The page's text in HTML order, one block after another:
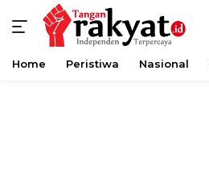
Langsung
Home Peristiwa Nasional